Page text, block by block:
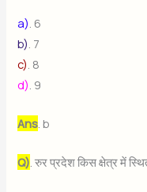
a) . 6
b) . 7
c) . 8
d) . 9
Ans. b
Q). रुर प्रदेश किस क्षेत्र में